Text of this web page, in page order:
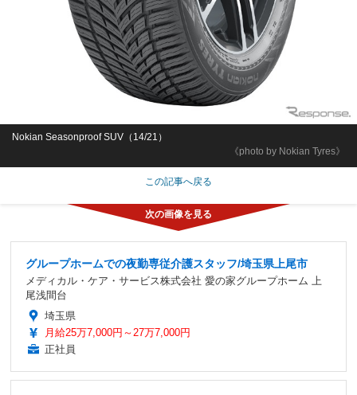
《photo by Nokian Tyres》
Nokian Seasonproof SUV（14/21）
この記事へ戻る
グループホームでの夜勤専従介護スタッフ/埼玉県上尾市
メディカル・ケア・サービス株式会社 愛の家グループホーム 上
尾浅間台
埼玉県
月給25万7,000円～27万7,000円
正社員